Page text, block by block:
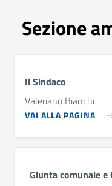
Sezione
Il Sindaco
Valeriano Bianchi
VAI ALLA PAGINA
Giunta comunale e